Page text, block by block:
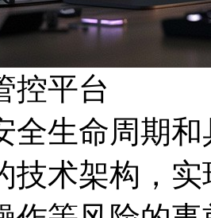
控平台
全生命周期和
术架构，